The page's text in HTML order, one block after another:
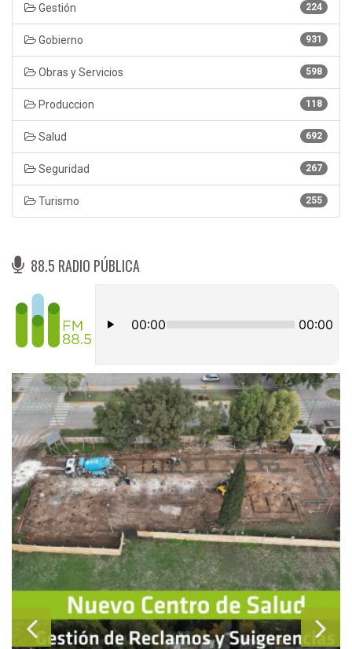
224
Gestión
931
Gobierno
598
Obras y Servicios
118
Produccion
692
Salud
267
Seguridad
255
Turismo
88.5 RADIO PÚBLICA